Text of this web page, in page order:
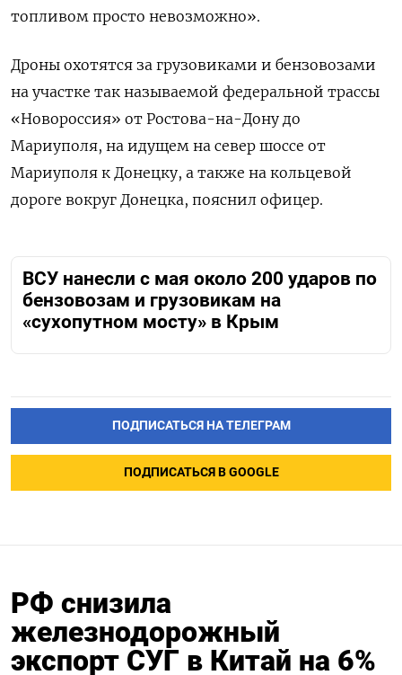
топливом просто невозможно».
Дроны охотятся за грузовиками и бензовозами
на участке так называемой федеральной трассы
«Новороссия» от Ростова-на-Дону до
Мариуполя, на идущем на север шоссе от
Мариуполя к Донецку, а также на кольцевой
дороге вокруг Донецка, пояснил офицер.
ВСУ нанесли с мая около 200 ударов по
бензовозам и грузовикам на
«сухопутном мосту» в Крым
ПОДПИСАТЬСЯ НА ТЕЛЕГРАМ
ПОДПИСАТЬСЯ В GOOGLE
РФ снизила
железнодорожный
экспорт СУГ в Китай на 6%